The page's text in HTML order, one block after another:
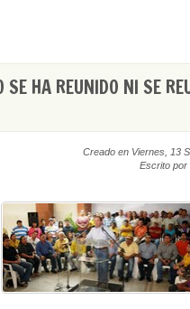
HA REUNIDO NI SE
Creado en Viernes, 13
Escrito por